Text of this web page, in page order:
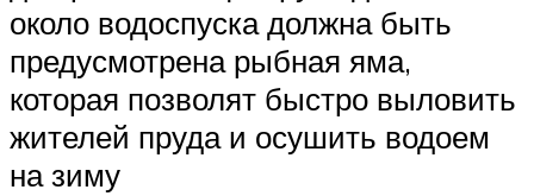
около водоспуска должна быть
предусмотрена рыбная яма,
которая позволят быстро выловить
жителей пруда и осушить водоем
на зиму